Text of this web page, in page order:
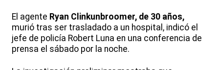
El agente Ryan Clinkunbroomer, de 30 años,
murió tras ser trasladado a un hospital, indicó el
jefe de policía Robert Luna en una conferencia de
prensa el sábado por la noche.